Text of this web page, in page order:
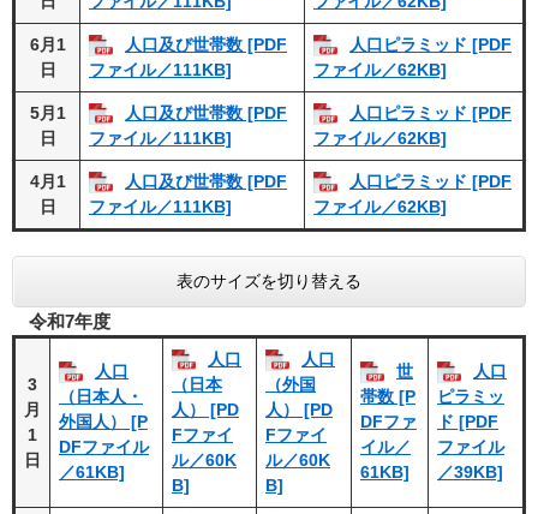
6月1
日
人口及び世帯数 [PDF
ファイル／111KB]
人口ピラミッド [PDF
ファイル／62KB]
5月1
日
人口及び世帯数 [PDF
ファイル／111KB]
人口ピラミッド [PDF
ファイル／62KB]
4月1
日
人口及び世帯数 [PDF
ファイル／111KB]
人口ピラミッド [PDF
ファイル／62KB]
表のサイズを切り替える
令和7年度
3
月
1
日
人口
（日本人・
外国人） [P
DFファイル
／61KB]
人口
（日本
人） [PD
Fファイ
ル／60K
B]
人口
（外国
人） [PD
Fファイ
ル／60K
B]
世
帯数 [P
DFファ
イル／
61KB]
人口
ピラミッ
ド [PDF
ファイル
／39KB]